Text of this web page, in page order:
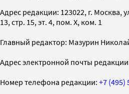
Адрес редакции: 123022, г. Москва,
13, стр. 15, эт. 4, пом. X, ком. 1
Главный редактор: Мазурин
Адрес электронной почты
Номер телефона редакции: +7 (495)